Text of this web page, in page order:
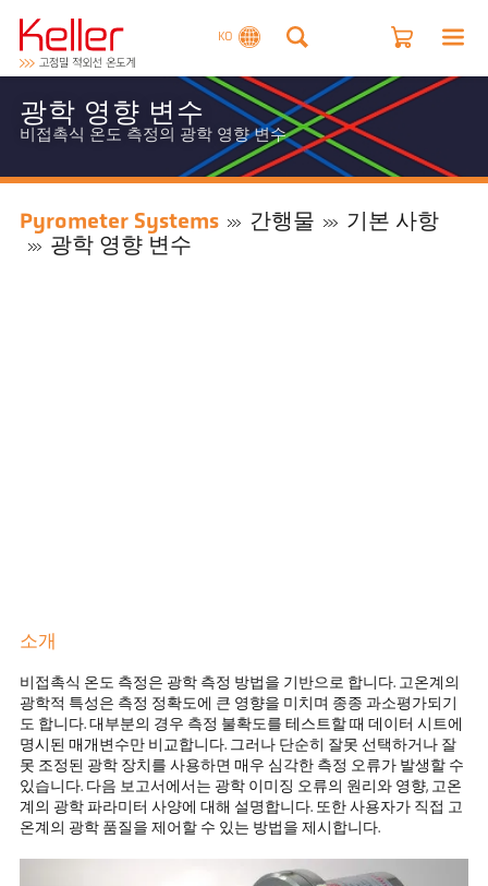
KO
광학 영향 변수
비접촉식 온도 측정의 광학 영향 변수
Pyrometer Systems 간행물
기본 사항
광학 영향 변수
소개
비접촉식 온도 측정은 광학 측정 방법을 기반으로 합니다. 고온계의
광학적 특성은 측정 정확도에 큰 영향을 미치며 종종 과소평가되기
도 합니다. 대부분의 경우 측정 불확도를 테스트할 때 데이터 시트에
명시된 매개변수만 비교합니다. 그러나 단순히 잘못 선택하거나 잘
못 조정된 광학 장치를 사용하면 매우 심각한 측정 오류가 발생할 수
있습니다. 다음 보고서에서는 광학 이미징 오류의 원리와 영향, 고온
계의 광학 파라미터 사양에 대해 설명합니다. 또한 사용자가 직접 고
온계의 광학 품질을 제어할 수 있는 방법을 제시합니다.